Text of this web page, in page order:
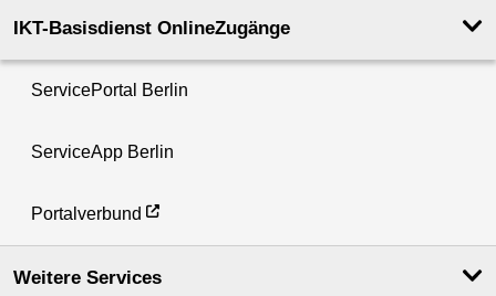
IKT-Basisdienst OnlineZugänge
ServicePortal Berlin
ServiceApp Berlin
Portalverbund
Weitere Services